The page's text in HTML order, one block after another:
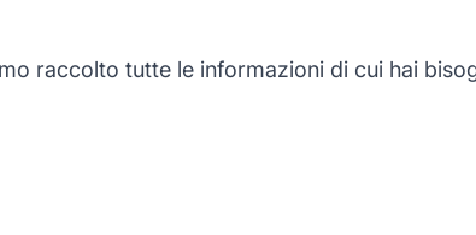
raccolto tutte le informazioni di cui hai